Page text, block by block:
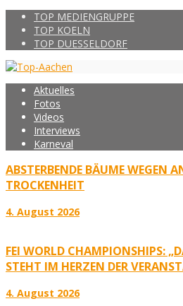
TOP MEDIENGRUPPE
TOP KOELN
TOP DUESSELDORF
Aktuelles
Fotos
Videos
Interviews
Karneval
ABSTERBENDE BÄUME WEGEN
TROCKENHEIT
4. August 2026
FEI WORLD CHAMPIONSHIPS:
STEHT IM HERZEN DER
4. August 2026